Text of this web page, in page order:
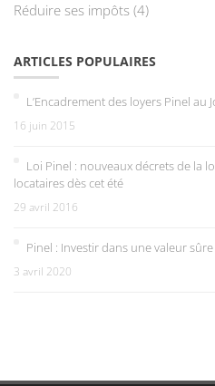
Réduire ses impôts (4)
ARTICLES POPULAIRES
L’Encadrement des loyers Pinel au
16 juin 2015
Loi Pinel : nouveaux décrets de la
locataires dès cet été
29 avril 2016
Pinel : Investir dans une valeur sûre
3 avril 2020